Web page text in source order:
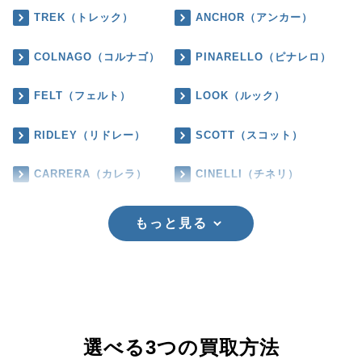
TREK（トレック） ANCHOR（アンカー）
COLNAGO（コルナゴ） PINARELLO（ピナレロ）
FELT（フェルト） LOOK（ルック）
RIDLEY（リドレー） SCOTT（スコット）
CARRERA（カレラ） CINELLI（チネリ）
もっと見る
選べる3つの買取方法